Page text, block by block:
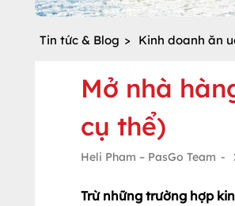
Tin tức & Blog > Kinh doanh ăn
Mở nhà
cụ thể)
Heli Pham – PasGo Team -
Trừ những trường hợp